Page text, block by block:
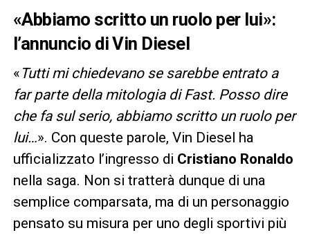
«Abbiamo scritto un ruolo per lui»:
l’annuncio di Vin Diesel
« Tutti mi chiedevano se sarebbe entrato a
far parte della mitologia di Fast. Posso dire
che fa sul serio, abbiamo scritto un ruolo per
lui…». Con queste parole, Vin Diesel ha
ufficializzato l’ingresso di Cristiano Ronaldo
nella saga. Non si tratterà dunque di una
semplice comparsata, ma di un personaggio
pensato su misura per uno degli sportivi più